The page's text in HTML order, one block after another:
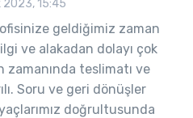
2023, 15:45
geldiğimiz zaman
ve alakadan dolayı çok
zamanında teslimatı ve
Soru ve geri dönüşler
doğrultusunda